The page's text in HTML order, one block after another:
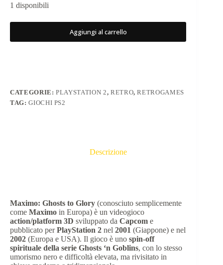
1 disponibili
Aggiungi al carrello
CATEGORIE:PLAYSTATION 2, RETRO,RETROGAMES
TAG:GIOCHI PS2
Descrizione
Maximo: Ghosts to Glory (conosciuto semplicemente
come Maximo in Europa) è un videogioco
action/platform 3D sviluppato da Capcom e
pubblicato perPlayStation 2 nel 2001 (Giappone) e nel
2002 (Europa e USA). Il gioco è uno spin-off
spirituale della serie Ghosts ‘n Goblins, con lo stesso
umorismo nero e difficoltà elevata, ma rivisitato in